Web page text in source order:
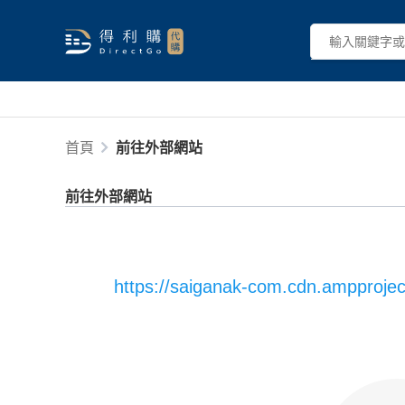
首頁 前往外部網站
前往外部網站
https://saiganak-